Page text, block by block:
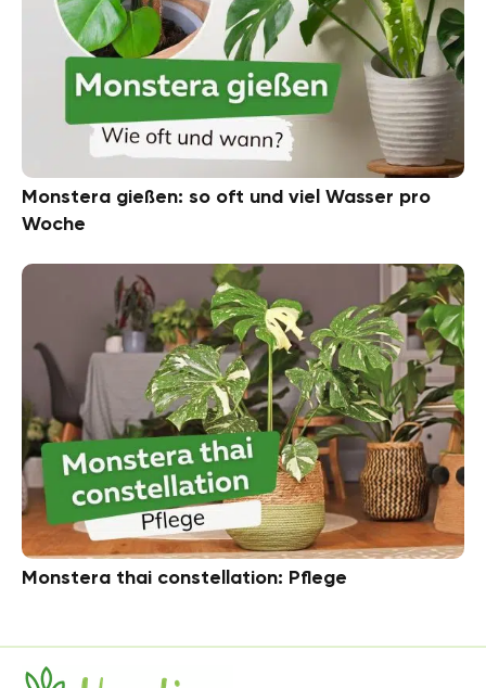
Monstera gießen: so oft und viel Wasser pro
Woche
Monstera thai constellation: Pflege